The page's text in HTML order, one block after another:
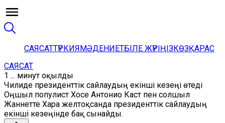
САЯСАТТҮРКИЯМӘДЕНИЕТБІЛЕ ЖҮРІҢІЗКӨЗҚАРАС
САЯСАТ
1 ... минут оқылды
Чилиде президенттік сайлаудың екінші кезеңі өтеді
Оңшыл популист Хосе Антонио Каст пен солшыл
Жаннетте Хара желтоқсанда президенттік сайлаудың
екінші кезеңінде бақ сынайды.